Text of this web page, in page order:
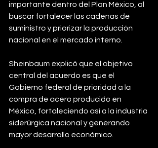
importante dentro del Plan México, al
buscar fortalecer las cadenas de
suministro y priorizar la producción
nacional en el mercado interno.
Sheinbaum explicó que el objetivo
central del acuerdo es que el
Gobierno federal dé prioridad a la
compra de acero producido en
México, fortaleciendo así a la industria
siderúrgica nacional y generando
mayor desarrollo económico.